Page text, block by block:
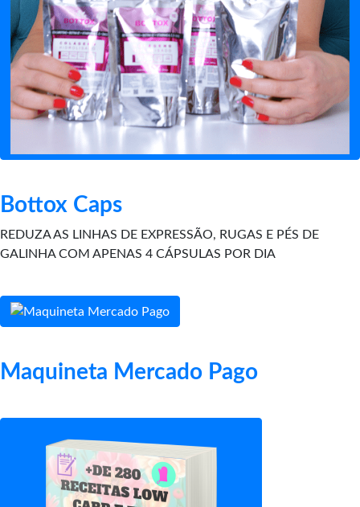
Bottox Caps
REDUZA AS LINHAS DE EXPRESSÃO, RUGAS E PÉS DE
GALINHA COM APENAS 4 CÁPSULAS POR DIA
Maquineta Mercado Pago